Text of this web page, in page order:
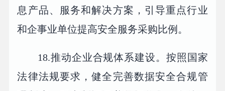
息产品、服务和解决方案，引导重点行业
和企事业单位提高安全服务采购比例。
18.推动企业合规体系建设。按照国家
法律法规要求，健全完善数据安全合规管